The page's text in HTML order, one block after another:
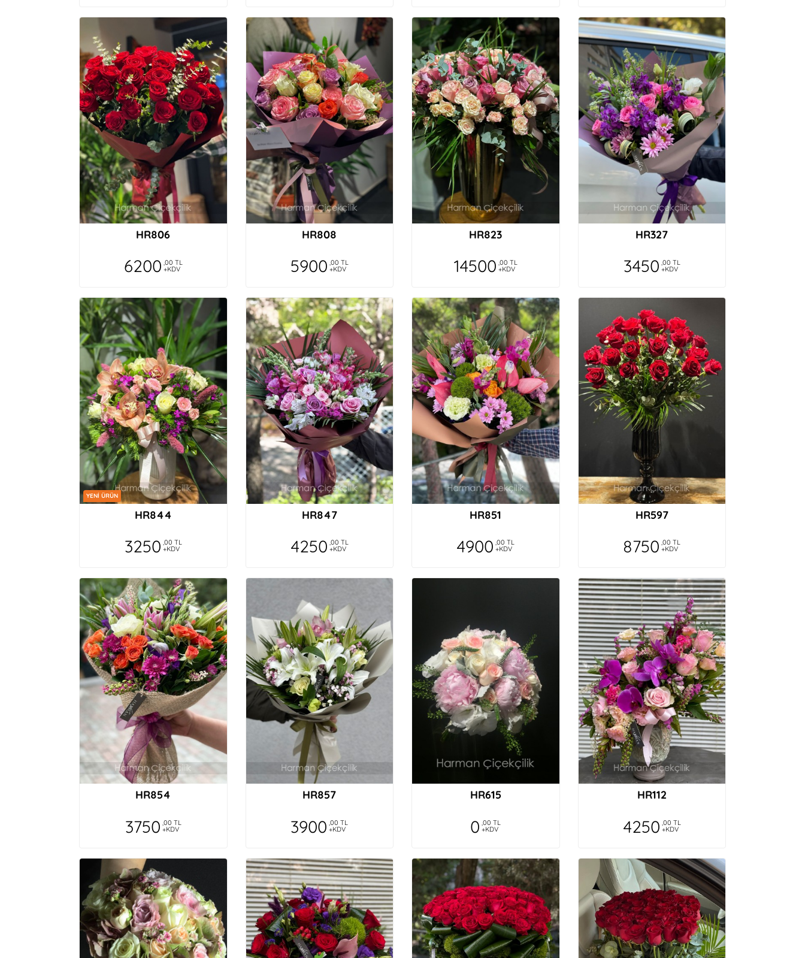
HR806
6200 ,00 TL
+KDV
HR808
5900 ,00 TL
+KDV
HR823
14500 ,00 TL
+KDV
HR327
3450 ,00 TL
+KDV
YENİ ÜRÜN
HR844
3250 ,00 TL
+KDV
HR847
4250 ,00 TL
+KDV
HR851
4900 ,00 TL
+KDV
HR597
8750 ,00 TL
+KDV
HR854
3750 ,00 TL
+KDV
HR857
3900 ,00 TL
+KDV
HR615
0 ,00 TL
+KDV
HR112
4250 ,00 TL
+KDV